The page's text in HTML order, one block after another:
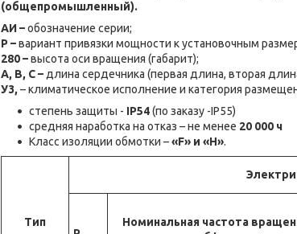
(общепромышленный).
АИ –обозначение серии;
Р –вариант привязки мощности к установочным
280 –высота оси вращения (габарит);
А, В, С – длина сердечника (первая длина, вторая
У3, – климатическое исполнение и категория
cтепень защиты - IP54(по заказу -IP55)
средняя наработка на отказ – не менее 20 000 ч
Класс изоляции обмотки –«F» и «H».
Тип
Номинальная частота